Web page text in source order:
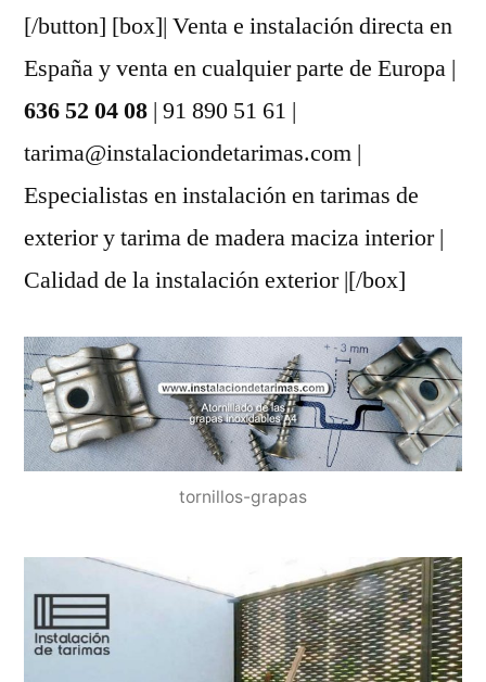
[/button] [box]| Venta e instalación directa en
España y venta en cualquier parte de Europa |
636 52 04 08 | 91 890 51 61 |
tarima@instalaciondetarimas.com |
Especialistas en instalación en tarimas de
exterior y tarima de madera maciza interior |
Calidad de la instalación exterior |[/box]
tornillos-grapas